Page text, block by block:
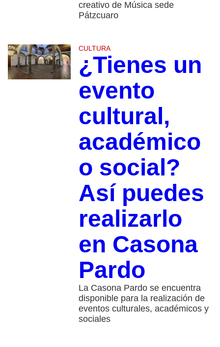
creativo de Música sede
Pátzcuaro
CULTURA
¿Tienes un
evento
cultural,
académico
o social?
Así puedes
realizarlo
en Casona
Pardo
La Casona Pardo se encuentra
disponible para la realización de
eventos culturales, académicos y
sociales